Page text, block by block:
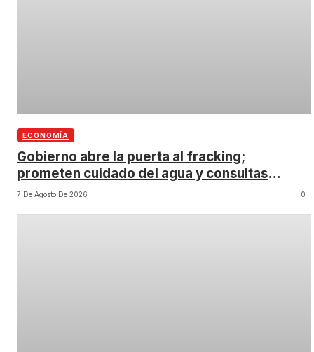
ECONOMÍA
Gobierno abre la puerta al fracking;
prometen cuidado del agua y consultas
ciudadanas
7 De Agosto De 2026 0